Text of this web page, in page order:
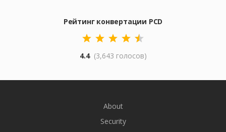
Рейтинг конвертации PCD
4.4 (3,643 голосов)
About
Security